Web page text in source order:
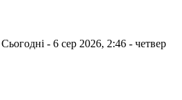
Сьогодні - 6 сер 2026, 2:46 - четвер